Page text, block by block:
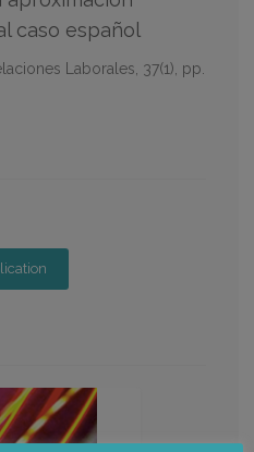
caso español
Laborales, 37(1), pp.